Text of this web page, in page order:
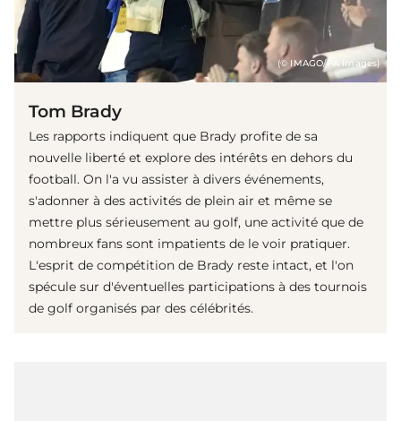
(© IMAGO/PA Images)
Tom Brady
Les rapports indiquent que Brady profite de sa
nouvelle liberté et explore des intérêts en dehors du
football. On l'a vu assister à divers événements,
s'adonner à des activités de plein air et même se
mettre plus sérieusement au golf, une activité que de
nombreux fans sont impatients de le voir pratiquer.
L'esprit de compétition de Brady reste intact, et l'on
spécule sur d'éventuelles participations à des tournois
de golf organisés par des célébrités.